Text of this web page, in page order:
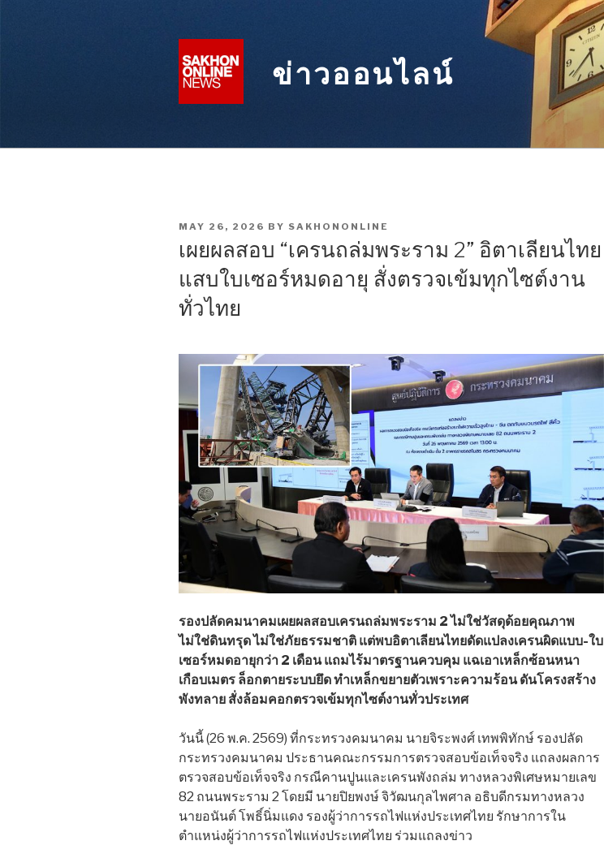
ข่าวออนไลน์
POSTED
MAY 26, 2026 BY SAKHONONLINE
เผยผลสอบ “เครนถล่มพระราม 2” อิตาเลียนไทย
แสบใบเซอร์หมดอายุ สั่งตรวจเข้มทุกไซต์งาน
ทั่วไทย
รองปลัดคมนาคมเผยผลสอบเครนถล่มพระราม 2 ไม่ใช่วัสดุด้อยคุณภาพ
ไม่ใช่ดินทรุด ไม่ใช่ภัยธรรมชาติ แต่พบอิตาเลียนไทยดัดแปลงเครนผิดแบบ-ใบ
เซอร์หมดอายุกว่า 2 เดือน แถมไร้มาตรฐานควบคุม แฉเอาเหล็กซ้อนหนา
เกือบเมตร ล็อกตายระบบยึด ทำเหล็กขยายตัวเพราะความร้อน ดันโครงสร้าง
พังทลาย สั่งล้อมคอกตรวจเข้มทุกไซต์งานทั่วประเทศ
วันนี้ (26 พ.ค. 2569) ที่กระทรวงคมนาคม นายจิระพงศ์ เทพพิทักษ์ รองปลัด
กระทรวงคมนาคม ประธานคณะกรรมการตรวจสอบข้อเท็จจริง แถลงผลการ
ตรวจสอบข้อเท็จจริง กรณีคานปูนและเครนพังถล่ม ทางหลวงพิเศษหมายเลข
82 ถนนพระราม 2 โดยมี นายปิยพงษ์ จิวัฒนกุลไพศาล อธิบดีกรมทางหลวง
นายอนันต์ โพธิ์นิ่มแดง รองผู้ว่าการรถไฟแห่งประเทศไทย รักษาการใน
ตำแหน่งผู้ว่าการรถไฟแห่งประเทศไทย ร่วมแถลงข่าว